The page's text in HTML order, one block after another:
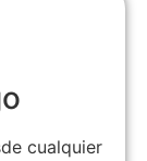
cualquier